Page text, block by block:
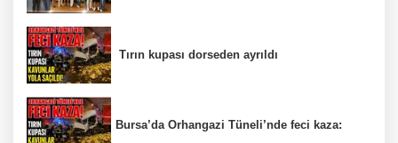
Tırın kupası dorseden ayrıldı
Bursa’da Orhangazi Tüneli’nde feci kaza: